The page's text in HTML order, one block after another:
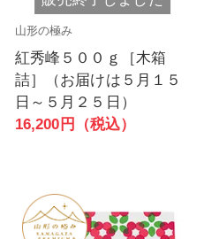
山形の極み
紅秀峰５００ｇ［木箱
詰］（お届けは５月１５
日～５月２５日）
16,200円（税込）